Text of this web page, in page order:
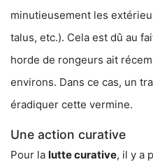
minutieusement les
talus, etc.). Cela est dû au
horde de rongeurs ait
environs. Dans ce cas, un
éradiquer cette vermine.
Une action curative
Pour la lutte curative, il y a